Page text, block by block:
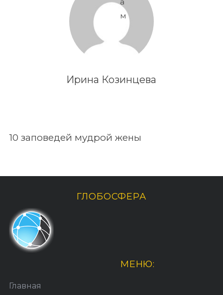
м
Ирина Козинцева
10 заповедей мудрой жены
ГЛОБОСФЕРА
МЕНЮ:
Главная